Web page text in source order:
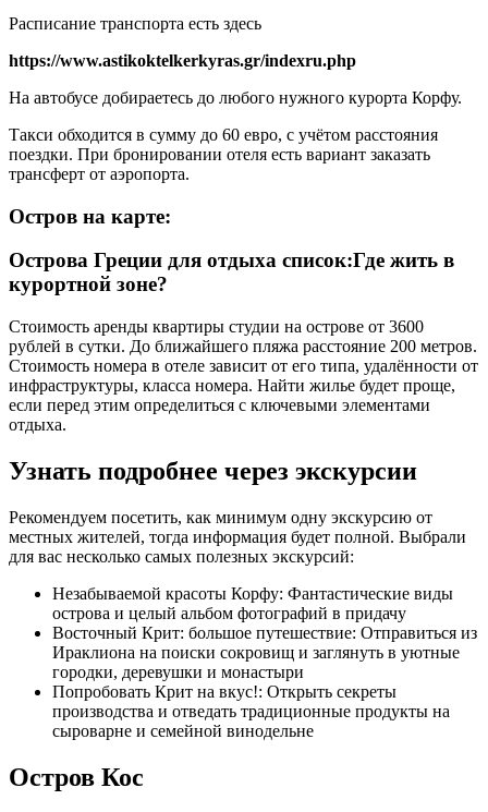
Расписание транспорта есть здесь
https://www.astikoktelkerkyras.gr/indexru.php
На автобусе добираетесь до любого нужного курорта Корфу.
Такси обходится в сумму до 60 евро, с учётом расстояния
поездки. При бронировании отеля есть вариант заказать
трансферт от аэропорта.
Остров на карте:
Острова Греции для отдыха список:Где жить в
курортной зоне?
Стоимость аренды квартиры студии на острове от 3600
рублей в сутки. До ближайшего пляжа расстояние 200 метров.
Стоимость номера в отеле зависит от его типа, удалённости от
инфраструктуры, класса номера. Найти жилье будет проще,
если перед этим определиться с ключевыми элементами
отдыха.
Узнать подробнее через экскурсии
Рекомендуем посетить, как минимум одну экскурсию от
местных жителей, тогда информация будет полной. Выбрали
для вас несколько самых полезных экскурсий:
Незабываемой красоты Корфу: Фантастические виды
острова и целый альбом фотографий в придачу
Восточный Крит: большое путешествие: Отправиться из
Ираклиона на поиски сокровищ и заглянуть в уютные
городки, деревушки и монастыри
Попробовать Крит на вкус!: Открыть секреты
производства и отведать традиционные продукты на
сыроварне и семейной винодельне
Остров Кос